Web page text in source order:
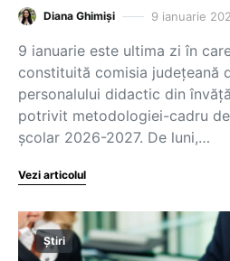
Diana Ghimiși 9 ianuarie
9 ianuarie este ultima zi în
constituită comisia județeană
personalului didactic din
potrivit metodologiei-cadru
școlar 2026-2027. De luni,…
Vezi articolul
Știri